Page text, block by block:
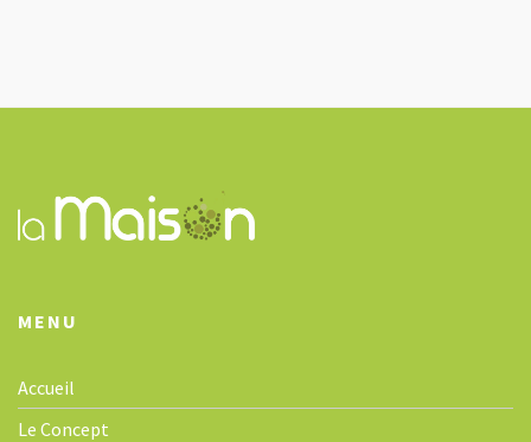
i
t
i
MENU
Accueil
Le Concept